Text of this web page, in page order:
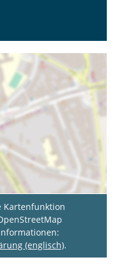
Kartenfunktion
(englisch).